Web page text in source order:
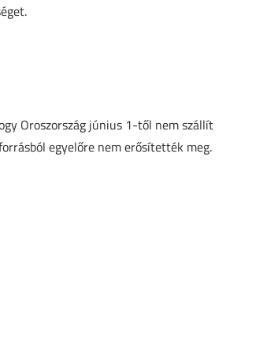
Oroszország június 1-től nem szállít
egyelőre nem erősítették meg.